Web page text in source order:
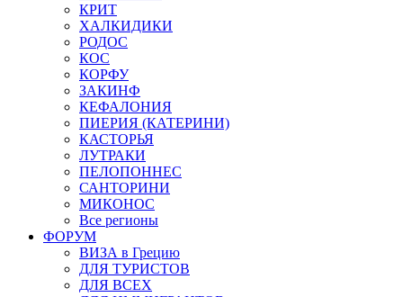
КРИТ
ХАЛКИДИКИ
РОДОС
КОС
КОРФУ
ЗАКИНФ
КЕФАЛОНИЯ
ПИЕРИЯ (КАТЕРИНИ)
КАСТОРЬЯ
ЛУТРАКИ
ПЕЛОПОННЕС
САНТОРИНИ
МИКОНОС
Все регионы
ФОРУМ
ВИЗА в Грецию
ДЛЯ ТУРИСТОВ
ДЛЯ ВСЕХ